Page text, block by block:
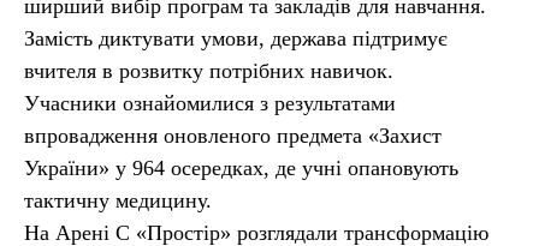
ширший вибір програм та закладів для навчання.
Замість диктувати умови, держава підтримує
вчителя в розвитку потрібних навичок.
Учасники ознайомилися з результатами
впровадження оновленого предмета «Захист
України» у 964 осередках, де учні опановують
тактичну медицину.
На Арені С «Простір» розглядали трансформацію